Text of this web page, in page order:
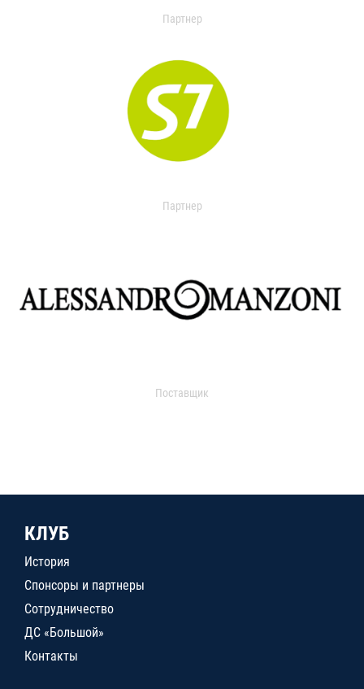
Партнер
Партнер
Поставщик
КЛУБ
История
Спонсоры и партнеры
Сотрудничество
ДС «Большой»
Контакты